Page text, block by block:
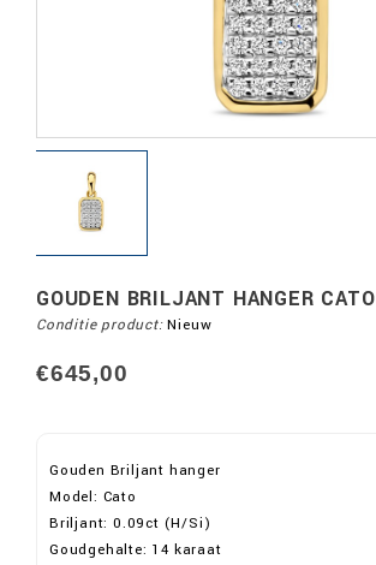
GOUDEN BRILJANT HANGER CATO
Conditie product: Nieuw
€645,00
Gouden Briljant hanger
Model: Cato
Briljant: 0.09ct (H/Si)
Goudgehalte: 14 karaat